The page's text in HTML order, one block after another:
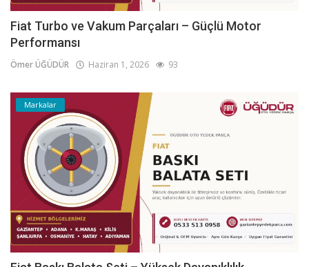
Fiat Turbo ve Vakum Parçaları – Güçlü Motor
Performansı
Ömer ÜĞÜDÜR Haziran 1, 2026 93
Markalar